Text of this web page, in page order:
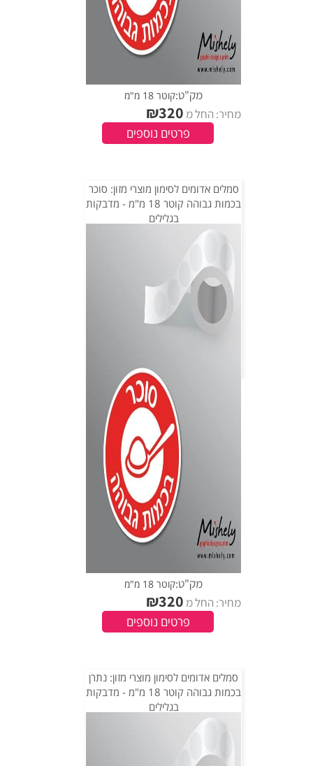
מק"ט:קוטר 18 מ"מ
מחיר: החל מ ₪320
פרטים נוספים
סמלים אדומים לסימון מוצרי מזון: סוכר
בכמות גבוהה קוטר 18 מ"מ - מדבקות
בגלילים
מק"ט:קוטר 18 מ"מ
מחיר: החל מ ₪320
פרטים נוספים
סמלים אדומים לסימון מוצרי מזון: נתרן
בכמות גבוהה קוטר 18 מ"מ - מדבקות
בגלילים